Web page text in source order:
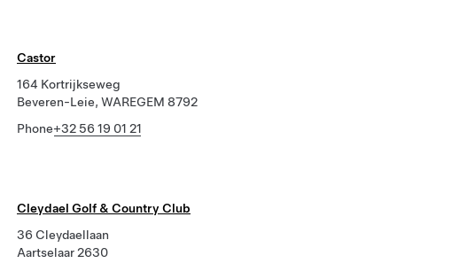
Castor
164 Kortrijkseweg
Beveren-Leie, WAREGEM 8792
Phone+32 56 19 01 21
Cleydael Golf & Country Club
36 Cleydaellaan
Aartselaar 2630